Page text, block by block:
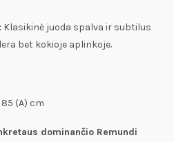
Klasikinė juoda spalva ir subtilus
bet kokioje aplinkoje.
(A) cm
dominančio Remundi